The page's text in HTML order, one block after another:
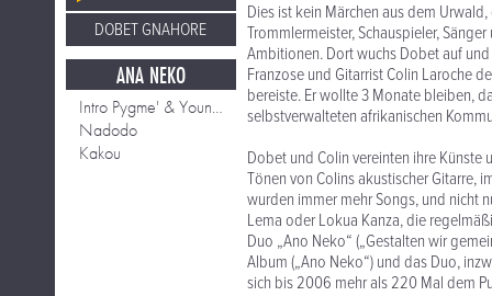
DOBET GNAHORE
ANA NEKO
Intro Pygme' & Youne'
Nadodo
Kakou
Dies ist kein Märchen aus dem
Trommlermeister, Schauspieler,
Ambitionen. Dort wuchs Dobet auf
Franzose und Gitarrist Colin Laroche
bereiste. Er wollte 3 Monate bleiben,
selbstverwalteten afrikanischen
Dobet und Colin vereinten ihre
Tönen von Colins akustischer Gitarre,
wurden immer mehr Songs, und nicht
Lema oder Lokua Kanza, die
Duo „Ano Neko“ („Gestalten wir
Album („Ano Neko“) und das Duo,
sich bis 2006 mehr als 220 Mal dem